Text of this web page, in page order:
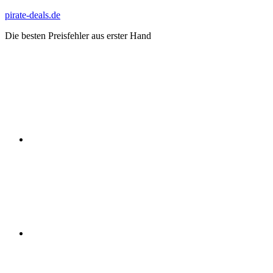
Zum
springen
pirate-deals.de
Die besten Preisfehler aus erster Hand